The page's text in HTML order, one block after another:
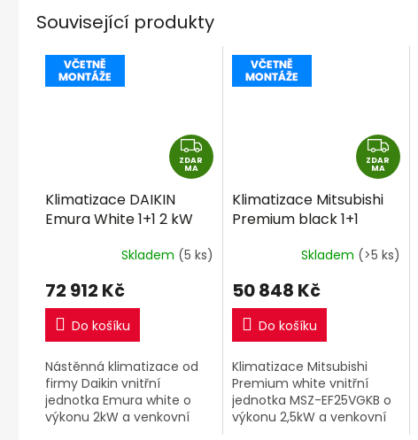
Související produkty
Z
D
A
ZDAR
MA
Klimatizace DAIKIN
Emura White 1+1 2 kW
Skladem (5 ks)
72 912 Kč
Do košíku
Nástěnná klimatizace od
firmy Daikin vnitřní
jednotka Emura white o
výkonu 2kW a venkovní
Z
D
A
ZDAR
MA
Klimatizace Mitsubishi
Premium black 1+1
Skladem (>5 ks)
50 848 Kč
Do košíku
Klimatizace Mitsubishi
Premium white vnitřní
jednotka MSZ-EF25VGKB o
výkonu 2,5kW a venkovní